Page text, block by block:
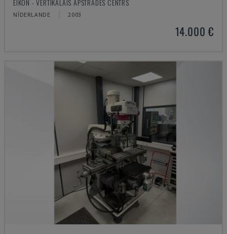
EIKON - VERTIKĀLAIS APSTRĀDES CENTRS
NĪDERLANDE 2003
14.000 €